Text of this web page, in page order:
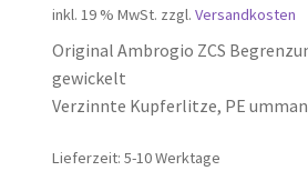
war:
299,90 €
inkl. 19 % MwSt. zzgl.Versandkosten
Original Ambrogio ZCS
gewickelt
Verzinnte Kupferlitze, PE
Lieferzeit:5-10 Werktage